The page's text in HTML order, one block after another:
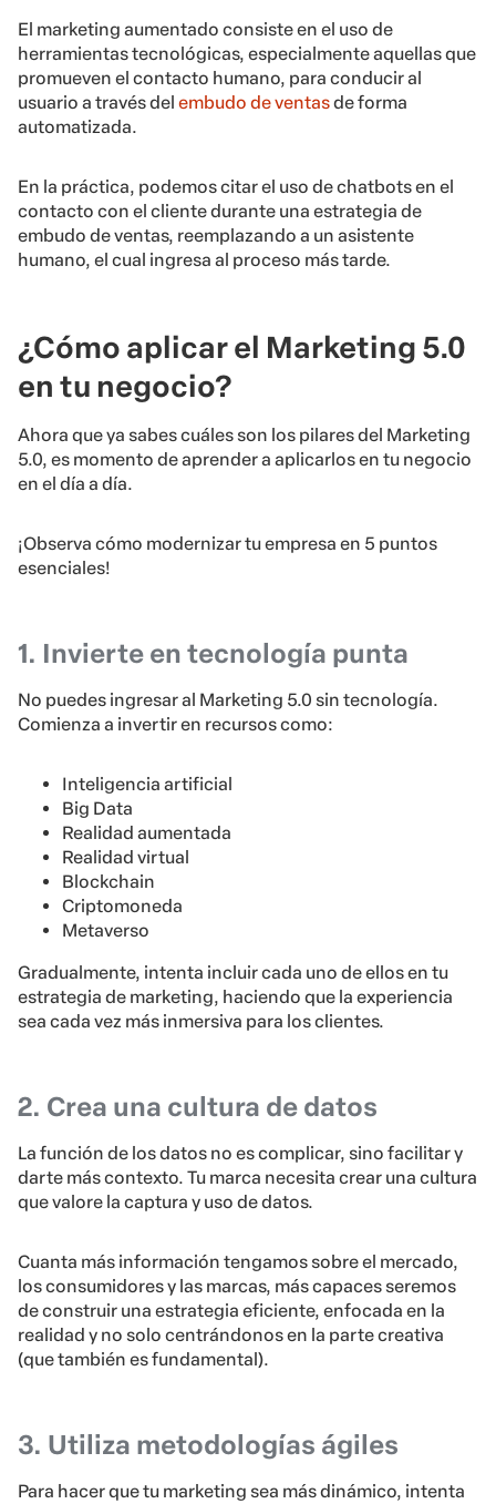
El marketing aumentado consiste en el uso de
herramientas tecnológicas, especialmente aquellas que
promueven el contacto humano, para conducir al
usuario a través del embudo de ventasde forma
automatizada.
En la práctica, podemos citar el uso de chatbots en el
contacto con el cliente durante una estrategia de
embudo de ventas, reemplazando a un asistente
humano, el cual ingresa al proceso más tarde.
¿Cómo aplicar el Marketing 5.0
en tu negocio?
Ahora que ya sabes cuáles son los pilares del Marketing
5.0, es momento de aprender a aplicarlos en tu negocio
en el día a día.
¡Observa cómo modernizar tu empresa en 5 puntos
esenciales!
1. Invierte en tecnología punta
No puedes ingresar al Marketing 5.0 sin tecnología.
Comienza a invertir en recursos como:
Inteligencia artificial
Big Data
Realidad aumentada
Realidad virtual
Blockchain
Criptomoneda
Metaverso
Gradualmente, intenta incluir cada uno de ellos en tu
estrategia de marketing, haciendo que la experiencia
sea cada vez más inmersiva para los clientes.
2. Crea una cultura de datos
La función de los datos no es complicar, sino facilitar y
darte más contexto. Tu marca necesita crear una cultura
que valore la captura y uso de datos.
Cuanta más información tengamos sobre el mercado,
los consumidores y las marcas, más capaces seremos
de construir una estrategia eficiente, enfocada en la
realidad y no solo centrándonos en la parte creativa
(que también es fundamental).
3. Utiliza metodologías ágiles
Para hacer que tu marketing sea más dinámico, intenta